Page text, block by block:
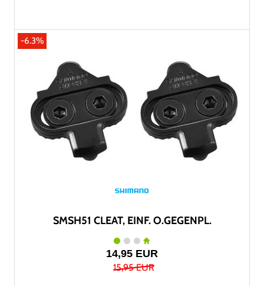
-6.3%
SMSH51 CLEAT, EINF. O.GEGENPL.
14,95 EUR
15,95 EUR